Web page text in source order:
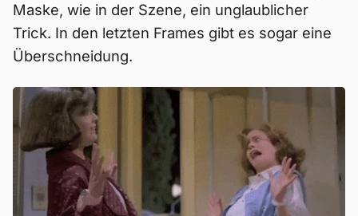
Maske, wie in der Szene, ein unglaublicher
Trick. In den letzten Frames gibt es sogar eine
Überschneidung.